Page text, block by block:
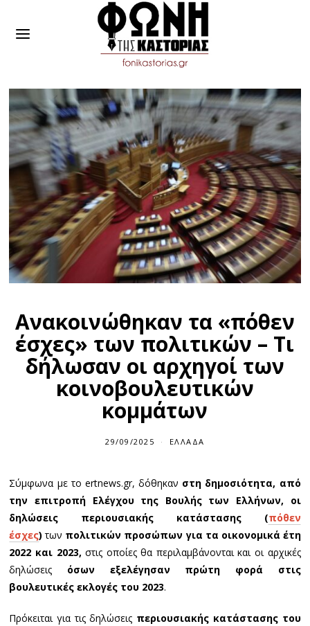
Ανακοινώθηκαν τα «πόθεν
έσχες» των πολιτικών – Τι
δήλωσαν οι αρχηγοί των
κοινοβουλευτικών
κομμάτων
29/09/2025 ΕΛΛΆΔΑ
Σύμφωνα με το ertnews.gr, δόθηκαν στη δημοσιότητα, από
την επιτροπή Ελέγχου της Βουλής των Ελλήνων, οι
δηλώσεις περιουσιακής κατάστασης (πόθεν
έσχες) των πολιτικών προσώπων για τα οικονομικά έτη
2022 και 2023, στις οποίες θα περιλαμβάνονται και οι αρχικές
δηλώσεις όσων εξελέγησαν πρώτη φορά στις
βουλευτικές εκλογές του 2023.
Πρόκειται για τις δηλώσεις περιουσιακής κατάστασης του